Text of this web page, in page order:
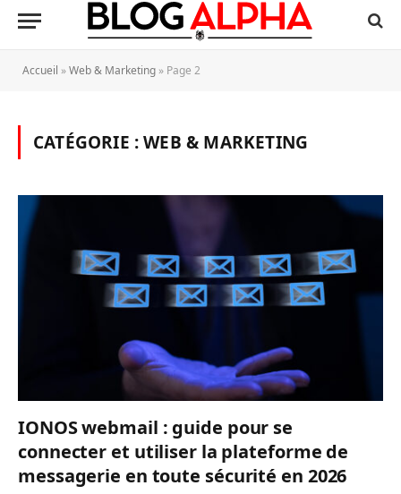
Accueil »Web & Marketing » Page 2
CATÉGORIE :WEB & MARKETING
IONOS webmail : guide pour se
connecter et utiliser la plateforme de
messagerie en toute sécurité en 2026